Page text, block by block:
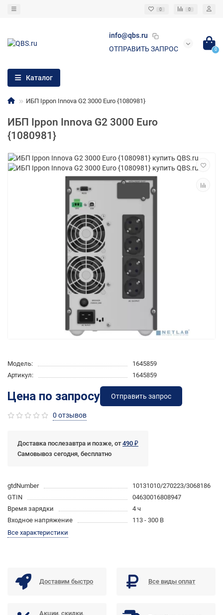
0 0
info@qbs.ru
ОТПРАВИТЬ ЗАПРОС
0
Каталог
ИБП Ippon Innova G2 3000 Euro {1080981}
ИБП Ippon Innova G2 3000 Euro
{1080981}
Модель:
1645859
Артикул:
1645859
Цена по запросу Отправить запрос
0 отзывов
Доставка послезавтра и позже, от490 ₽
Самовывоз сегодня, бесплатно
gtdNumber
10131010/270223/3068186
GTIN
04630016808947
Время зарядки
4 ч
Входное напряжение
113 - 300 В
Все характеристики
Доставим быстро Все виды оплат
Акции, скидки,